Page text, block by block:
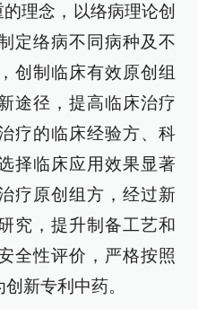
理念，以络病理论创
定络病不同病种及不
创制临床有效原创组
途径，提高临床治疗
疗的临床经验方、科
择临床应用效果显著
疗原创组方，经过新
究，提升制备工艺和
全性评价，严格按照
新专利中药。